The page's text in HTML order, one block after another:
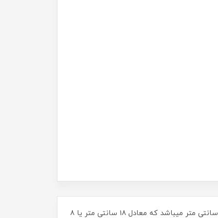
پولی کش دوشاخ تک گام ساخت لهستان اصلی(طول هر شاخ 20 سانتی متر طول هر تسمه 9 سانتی متر و طول پیچ 23 سانتی متر میباشد که معادل 18 سانتی متر یا 8